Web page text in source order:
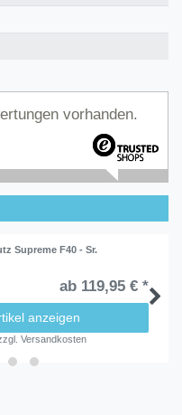
vorhanden.
Supreme F40 - Sr.
ab 119,95 € *
anzeigen
Versandkosten